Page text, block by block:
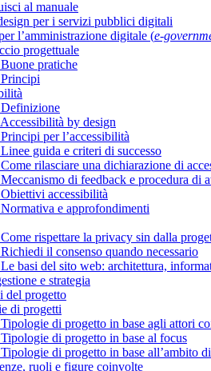
al manuale
per i servizi pubblici digitali
l’amministrazione digitale (e-
progettuale
pratiche
by design
per l’accessibilità
guida e criteri di successo
rilasciare una dichiarazione di
di feedback e procedura di
accessibilità
e approfondimenti
rispettare la privacy sin dalla
il consenso quando necessario
basi del sito web: architettura,
e strategia
del progetto
di progetti
di progetto in base agli attori
di progetto in base al focus
di progetto in base all’ambito
ruoli e figure coinvolte